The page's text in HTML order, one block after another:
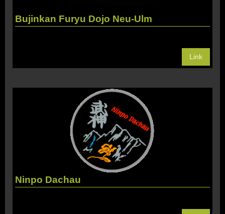
Bujinkan Furyu Dojo Neu-Ulm
Link
Ninpo Dachau